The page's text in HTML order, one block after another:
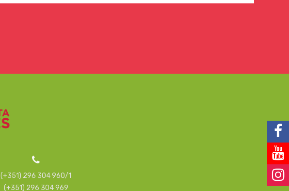
(+351) 296 304 960/1
(+351) 296 304 969